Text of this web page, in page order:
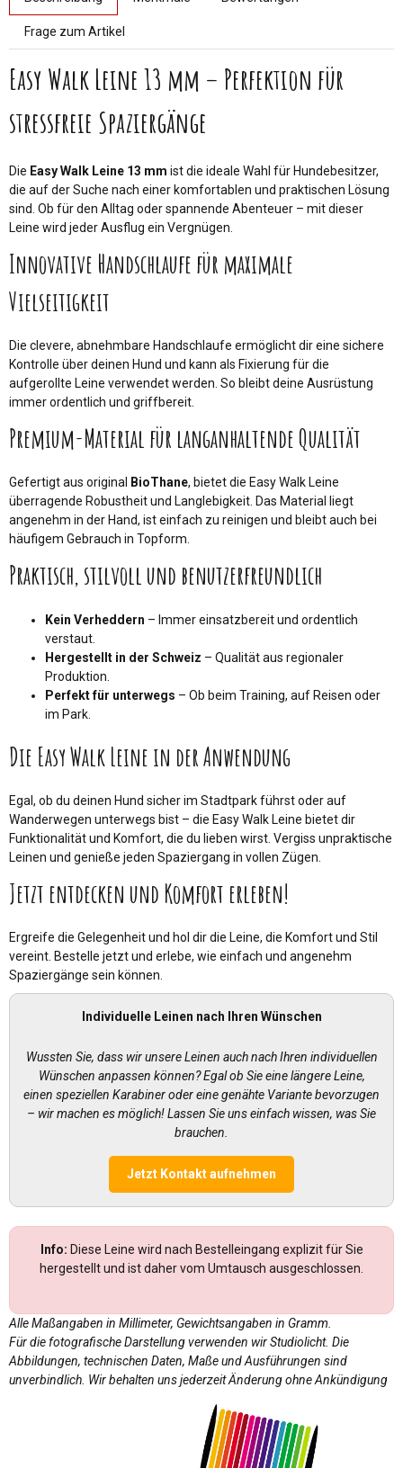
Frage zum Artikel
Easy Walk Leine 13 mm – Perfektion für
stressfreie Spaziergänge
Die Easy Walk Leine 13 mm ist die ideale Wahl für Hundebesitzer,
die auf der Suche nach einer komfortablen und praktischen Lösung
sind. Ob für den Alltag oder spannende Abenteuer – mit dieser
Leine wird jeder Ausflug ein Vergnügen.
Innovative Handschlaufe für maximale
Vielseitigkeit
Die clevere, abnehmbare Handschlaufe ermöglicht dir eine sichere
Kontrolle über deinen Hund und kann als Fixierung für die
aufgerollte Leine verwendet werden. So bleibt deine Ausrüstung
immer ordentlich und griffbereit.
Premium-Material für langanhaltende Qualität
Gefertigt aus original BioThane, bietet die Easy Walk Leine
überragende Robustheit und Langlebigkeit. Das Material liegt
angenehm in der Hand, ist einfach zu reinigen und bleibt auch bei
häufigem Gebrauch in Topform.
Praktisch, stilvoll und benutzerfreundlich
Kein Verheddern – Immer einsatzbereit und ordentlich
verstaut.
Hergestellt in der Schweiz – Qualität aus regionaler
Produktion.
Perfekt für unterwegs – Ob beim Training, auf Reisen oder
im Park.
Die Easy Walk Leine in der Anwendung
Egal, ob du deinen Hund sicher im Stadtpark führst oder auf
Wanderwegen unterwegs bist – die Easy Walk Leine bietet dir
Funktionalität und Komfort, die du lieben wirst. Vergiss unpraktische
Leinen und genieße jeden Spaziergang in vollen Zügen.
Jetzt entdecken und Komfort erleben!
Ergreife die Gelegenheit und hol dir die Leine, die Komfort und Stil
vereint. Bestelle jetzt und erlebe, wie einfach und angenehm
Spaziergänge sein können.
Individuelle Leinen nach Ihren Wünschen
Wussten Sie, dass wir unsere Leinen auch nach Ihren individuellen
Wünschen anpassen können? Egal ob Sie eine längere Leine,
einen speziellen Karabiner oder eine genähte Variante bevorzugen
– wir machen es möglich! Lassen Sie uns einfach wissen, was Sie
brauchen.
Jetzt Kontakt aufnehmen
Info: Diese Leine wird nach Bestelleingang explizit für Sie
hergestellt und ist daher vom Umtausch ausgeschlossen.
Alle Maßangaben in Millimeter, Gewichtsangaben in Gramm.
Für die fotografische Darstellung verwenden wir Studiolicht. Die
Abbildungen, technischen Daten, Maße und Ausführungen sind
unverbindlich. Wir behalten uns jederzeit Änderung ohne Ankündigung